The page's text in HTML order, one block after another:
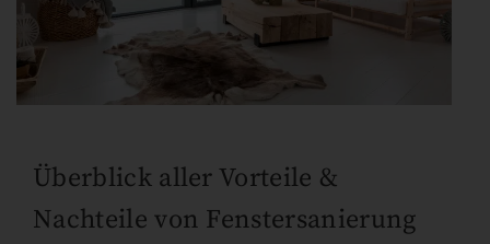
Überblick aller Vorteile &
Nachteile von Fenstersanierung